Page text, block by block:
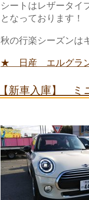
シートはレザータイ
となっております！
秋の行楽シーズンは
★ 日産 エルグラ
【新車入庫】 ミ